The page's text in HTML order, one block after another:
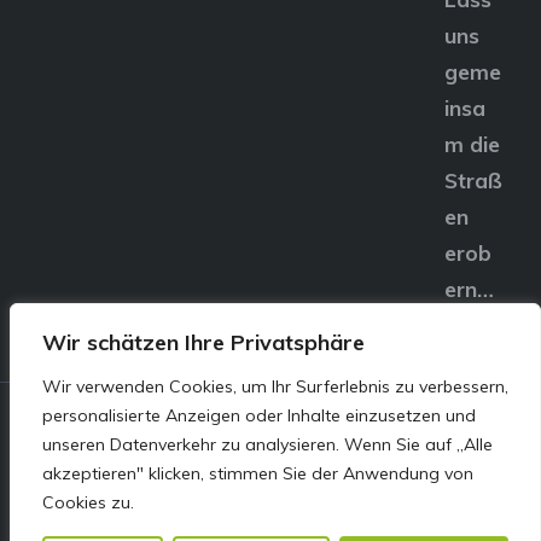
Wir schätzen Ihre Privatsphäre
Wir verwenden Cookies, um Ihr Surferlebnis zu verbessern,
personalisierte Anzeigen oder Inhalte einzusetzen und
unseren Datenverkehr zu analysieren. Wenn Sie auf „Alle
akzeptieren" klicken, stimmen Sie der Anwendung von
Cookies zu.
uns
geme
insa
m die
Straß
en
erob
ern…
© E&S Motors GmbH,
Linzer Straße 83 4240
Freistadt